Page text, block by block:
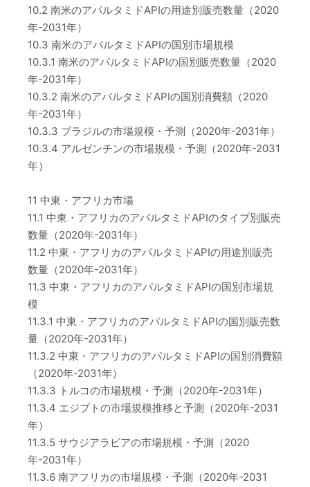
10.2 南米のアパルタミドAPIの用途別販売数量（2020
年-2031年）
10.3 南米のアパルタミドAPIの国別市場規模
10.3.1 南米のアパルタミドAPIの国別販売数量（2020
年-2031年）
10.3.2 南米のアパルタミドAPIの国別消費額（2020
年-2031年）
10.3.3 ブラジルの市場規模・予測（2020年-2031年）
10.3.4 アルゼンチンの市場規模・予測（2020年-2031
年）
11 中東・アフリカ市場
11.1 中東・アフリカのアパルタミドAPIのタイプ別販売
数量（2020年-2031年）
11.2 中東・アフリカのアパルタミドAPIの用途別販売
数量（2020年-2031年）
11.3 中東・アフリカのアパルタミドAPIの国別市場規
模
11.3.1 中東・アフリカのアパルタミドAPIの国別販売数
量（2020年-2031年）
11.3.2 中東・アフリカのアパルタミドAPIの国別消費額
（2020年-2031年）
11.3.3 トルコの市場規模・予測（2020年-2031年）
11.3.4 エジプトの市場規模推移と予測（2020年-2031
年）
11.3.5 サウジアラビアの市場規模・予測（2020
年-2031年）
11.3.6 南アフリカの市場規模・予測（2020年-2031